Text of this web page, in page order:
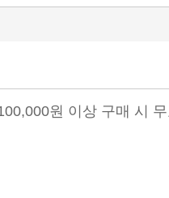
원 이상 구매 시